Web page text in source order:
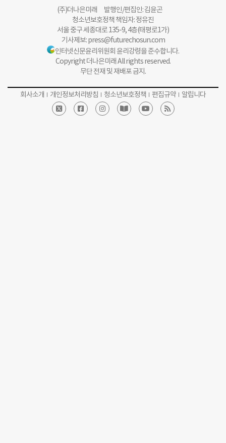
(주)더나은미래 발행인/편집인: 김윤곤
청소년보호정책 책임자: 정유진
서울 중구 세종대로 135-9, 4층(태평로1가)
기사제보:press@futurechosun.com
인터넷신문윤리위원회 윤리강령을 준수합니다.
Copyright 더나은미래 All rights reserved.
무단 전재 및 재배포 금지.
회사소개 개인정보처리방침 청소년보호정책 편집규약 알립니다